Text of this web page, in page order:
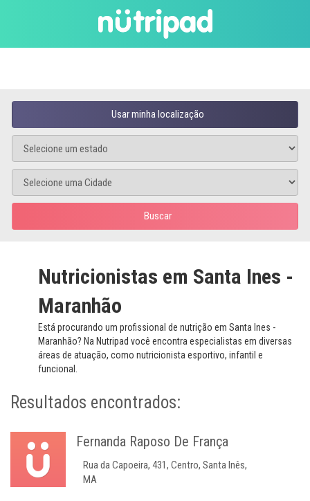
Usar minha localização
Buscar
Nutricionistas em Santa Ines -
Maranhão
Está procurando um profissional de nutrição em Santa Ines -
Maranhão? Na Nutripad você encontra especialistas em diversas
áreas de atuação, como nutricionista esportivo, infantil e
funcional.
Resultados encontrados:
Fernanda Raposo De França
Rua da Capoeira, 431, Centro, Santa Inês,
MA